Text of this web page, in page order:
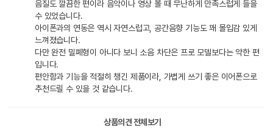
음질도 깔끔한 편이라 음악이나 영상 볼 때 무난하게 만족스럽게 들을
수 있었습니다.
아이폰과의 연동은 역시 자연스럽고, 공간음향 기능도 꽤 몰입감 있게
느껴졌습니다.
다만 완전 밀폐형이 아니다 보니 소음 차단은 프로 모델보다는 약한 편
입니다.
편안함과 기능을 적절히 챙긴 제품이라, 가볍게 쓰기 좋은 이어폰으로
추천드릴 수 있을 것 같습니다.
상품의견 전체보기